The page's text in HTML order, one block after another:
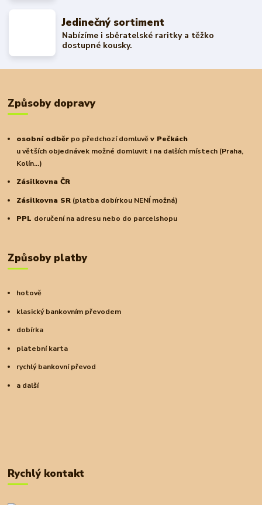
Jedinečný sortiment
Nabízíme i sběratelské raritky a těžko
dostupné kousky.
Způsoby dopravy
osobní odběr po předchozí domluvěv Pečkách
u větších objednávek možné domluvit i na dalších místech (Praha,
Kolín...)
Zásilkovna ČR
Zásilkovna SR (platba dobírkou NENÍ možná)
PPL doručení na adresu nebo do parcelshopu
Způsoby platby
hotově
klasický bankovním převodem
dobírka
platební karta
rychlý bankovní převod
a další
Rychlý kontakt